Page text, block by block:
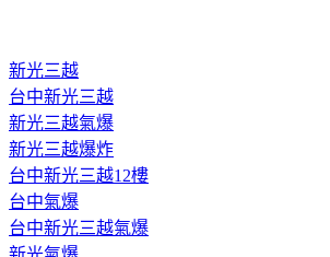
新光三越
台中新光三越
新光三越氣爆
新光三越爆炸
台中新光三越12樓
台中氣爆
台中新光三越氣爆